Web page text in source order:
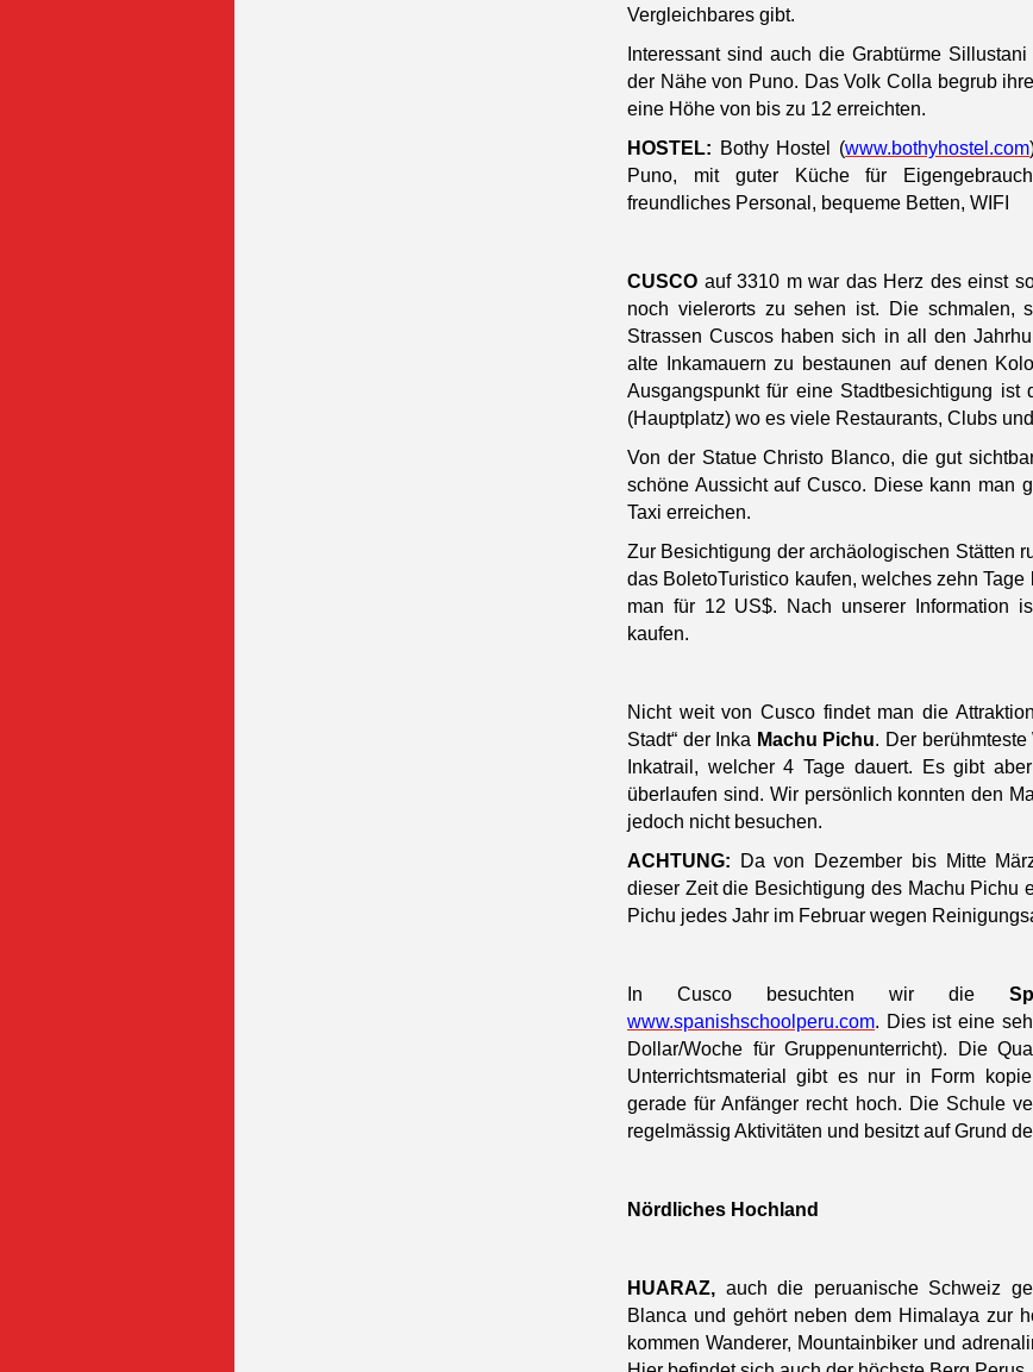
Vergleichbares gibt.
Interessant sind auch die Grabtürme
der Nähe von Puno. Das Volk Colla begrub
eine Höhe von bis zu 12 erreichten.
HOSTEL: Bothy Hostel (www.bothyhostel.com
Puno, mit guter Küche für
freundliches Personal, bequeme Betten, WIFI
CUSCO auf 3310 m war das Herz des einst
noch vielerorts zu sehen ist. Die schmalen,
Strassen Cuscos haben sich in all den
alte Inkamauern zu bestaunen auf denen
Ausgangspunkt für eine Stadtbesichtigung ist
(Hauptplatz) wo es viele Restaurants, Clubs
Von der Statue Christo Blanco, die gut
schöne Aussicht auf Cusco. Diese kann man
Taxi erreichen.
Zur Besichtigung der archäologischen Stätten
das BoletoTuristico kaufen, welches zehn
man für 12 US$. Nach unserer Information
kaufen.
Nicht weit von Cusco findet man die
Stadt“ der Inka Machu Pichu. Der
Inkatrail, welcher 4 Tage dauert. Es gibt
überlaufen sind. Wir persönlich konnten den
jedoch nicht besuchen.
ACHTUNG:
Da von Dezember bis Mitte
dieser Zeit die Besichtigung des Machu Pichu
Pichu jedes Jahr im Februar wegen
In Cusco besuchten wir die
www.spanishschoolperu.com. Dies ist eine
Dollar/Woche für Gruppenunterricht). Die
Unterrichtsmaterial gibt es nur in Form
gerade für Anfänger recht hoch. Die Schule
regelmässig Aktivitäten und besitzt auf Grund
Nördliches Hochland
HUARAZ, auch die peruanische Schweiz
Blanca und gehört neben dem Himalaya zur
kommen Wanderer, Mountainbiker und